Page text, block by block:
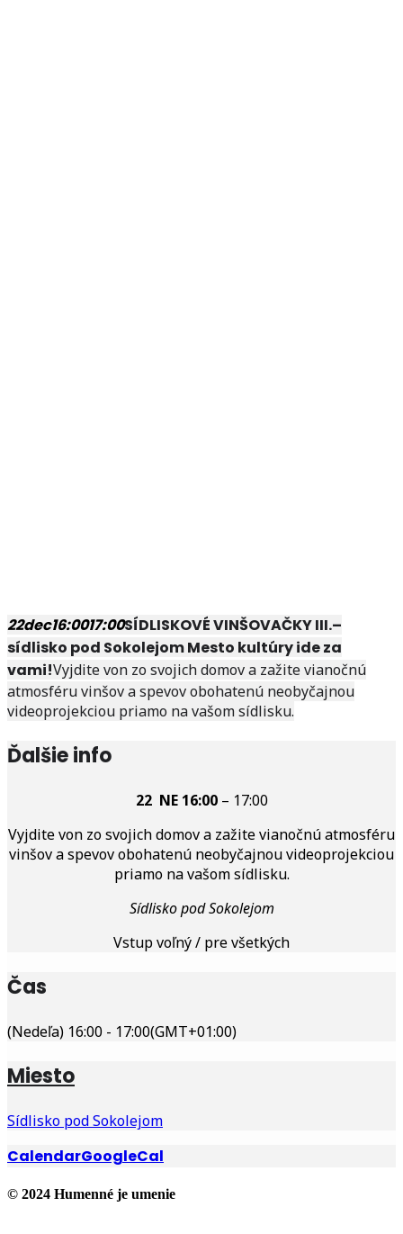
22dec16:0017:00SÍDLISKOVÉ VINŠOVAČKY III.–
sídlisko pod Sokolejom Mesto kultúry ide za
vami!Vyjdite von zo svojich domov a zažite vianočnú
atmosféru vinšov a spevov obohatenú neobyčajnou
videoprojekciou priamo na vašom sídlisku.
Ďalšie info
22 NE 16:00– 17:00
Vyjdite von zo svojich domov a zažite vianočnú atmosféru
vinšov a spevov obohatenú neobyčajnou videoprojekciou
priamo na vašom sídlisku.
Sídlisko pod Sokolejom
Vstup voľný / pre všetkých
Čas
(Nedeľa) 16:00 - 17:00(GMT+01:00)
Miesto
Sídlisko pod Sokolejom
CalendarGoogleCal
© 2024 Humenné je umenie